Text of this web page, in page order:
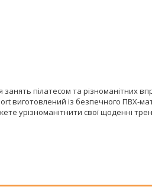
занять пілатесом та різноманітних
виготовлений із безпечного ПВХ-
урізноманітнити свої щоденні